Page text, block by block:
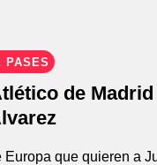
PASES
de